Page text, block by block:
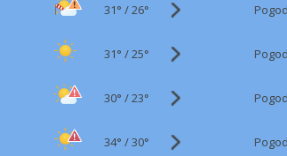
31° /26°
31° /25°
30° /23°
34° /30°